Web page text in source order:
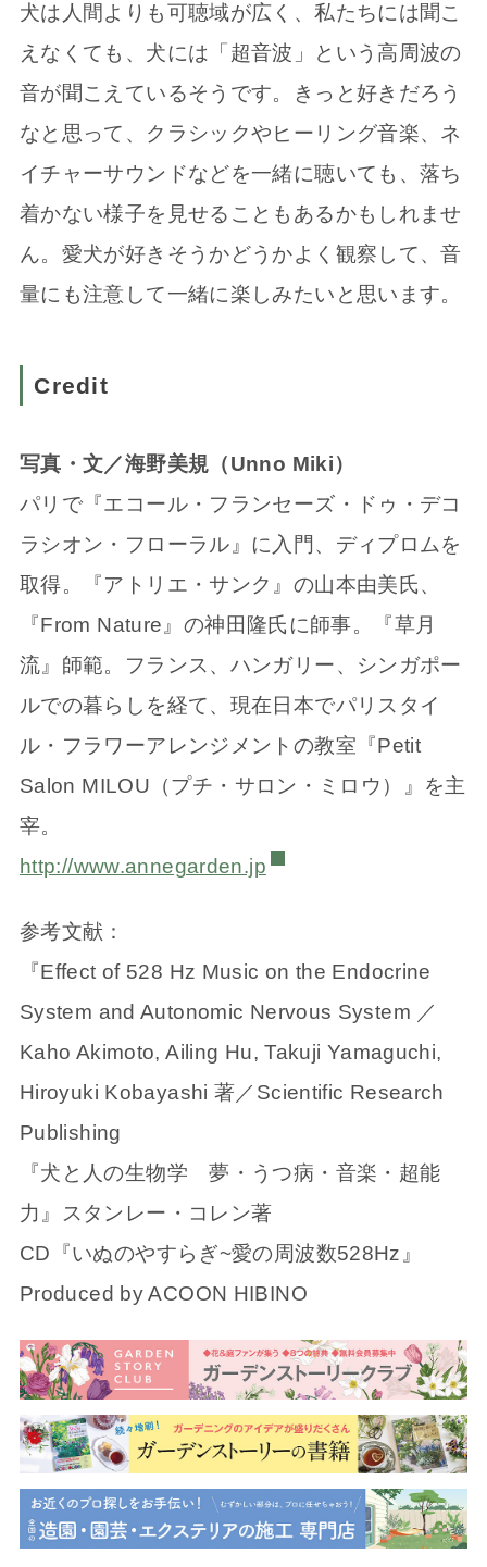
犬は人間よりも可聴域が広く、私たちには聞こ
えなくても、犬には「超音波」という高周波の
音が聞こえているそうです。きっと好きだろう
なと思って、クラシックやヒーリング音楽、ネ
イチャーサウンドなどを一緒に聴いても、落ち
着かない様子を見せることもあるかもしれませ
ん。愛犬が好きそうかどうかよく観察して、音
量にも注意して一緒に楽しみたいと思います。
Credit
写真・文／海野美規（Unno Miki）
パリで『エコール・フランセーズ・ドゥ・デコ
ラシオン・フローラル』に入門、ディプロムを
取得。『アトリエ・サンク』の山本由美氏、
『From Nature』の神田隆氏に師事。『草月
流』師範。フランス、ハンガリー、シンガポー
ルでの暮らしを経て、現在日本でパリスタイ
ル・フラワーアレンジメントの教室『Petit
Salon MILOU（プチ・サロン・ミロウ）』を主
宰。
http://www.annegarden.jp
参考文献：
『Effect of 528 Hz Music on the Endocrine
System and Autonomic Nervous System ／
Kaho Akimoto, Ailing Hu, Takuji Yamaguchi,
Hiroyuki Kobayashi 著／Scientific Research
Publishing
『犬と人の生物学 夢・うつ病・音楽・超能
力』スタンレー・コレン著
CD『いぬのやすらぎ~愛の周波数528Hz』
Produced by ACOON HIBINO